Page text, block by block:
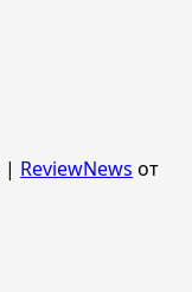
| ReviewNews от